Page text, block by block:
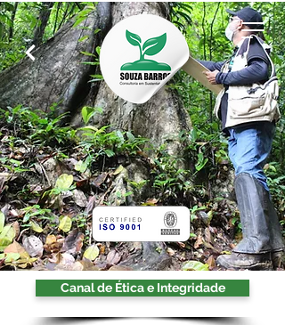
Canal de Ética e Integridade